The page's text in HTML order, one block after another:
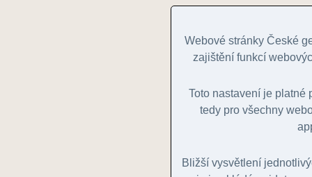
Webové stránky České
zajištění funkcí
Toto nastavení je platné
tedy pro všechny
Bližší vysvětlení